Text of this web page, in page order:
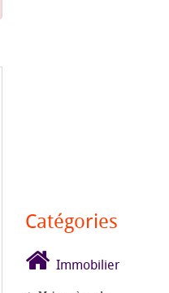
Catégories
Immobilier